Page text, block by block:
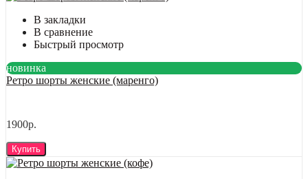
В закладки
В сравнение
Быстрый просмотр
новинка
Ретро шорты женские (маренго)
1900р.
Купить